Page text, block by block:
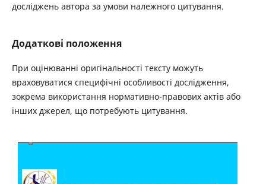
досліджень автора за умови належного цитування.
Додаткові положення
При оцінюванні оригінальності тексту можуть
враховуватися специфічні особливості дослідження,
зокрема використання нормативно-правових актів або
інших джерел, що потребують цитування.